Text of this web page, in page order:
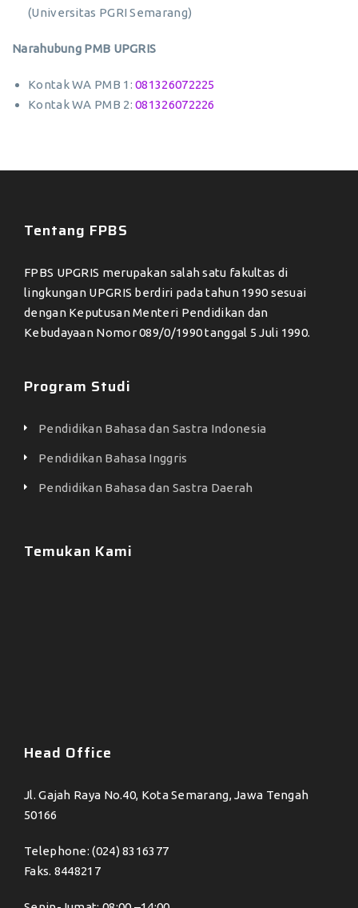
(Universitas PGRI Semarang)
Narahubung PMB UPGRIS
Kontak WA PMB 1:081326072225
Kontak WA PMB 2:081326072226
Tentang FPBS
FPBS UPGRIS merupakan salah satu fakultas di
lingkungan UPGRIS berdiri pada tahun 1990 sesuai
dengan Keputusan Menteri Pendidikan dan
Kebudayaan Nomor 089/0/1990 tanggal 5 Juli 1990.
Program Studi
Pendidikan Bahasa dan Sastra Indonesia
Pendidikan Bahasa Inggris
Pendidikan Bahasa dan Sastra Daerah
Temukan Kami
Head Office
Jl. Gajah Raya No.40, Kota Semarang, Jawa Tengah
50166
Telephone: (024) 8316377
Faks. 8448217